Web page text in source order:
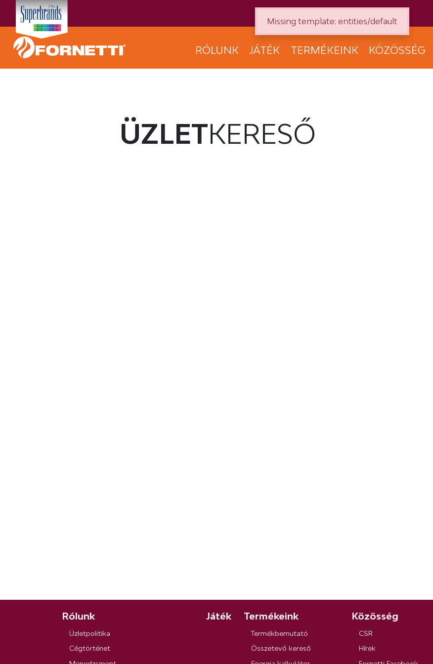
RÓLUNK JÁTÉK TERMÉKEINK KÖZÖSSÉG
ÜZLETKERESŐ
Rólunk
Üzletpolitika
Cégtörténet
Játék Termékeink
Termékbemutató
Összetevő kereső
Közösség
CSR
Hírek
Missing template: entities/default